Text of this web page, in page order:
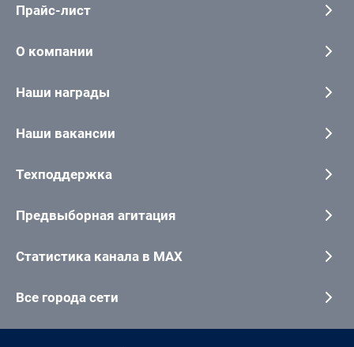
Прайс-лист
О компании
Наши награды
Наши вакансии
Техподдержка
Предвыборная агитация
Статистика канала в MAX
Все города сети